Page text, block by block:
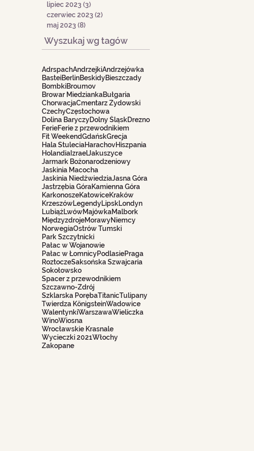
lipiec 2023 (3)
czerwiec 2023 (2)
maj 2023 (8)
Wyszukaj wg tagów
AdrspachAndrzejkiAndrzejówka
BasteiBerlinBeskidyBieszczady
BombkiBroumov
Browar MiedziankaBułgaria
ChorwacjaCmentarz Żydowski
CzechyCzęstochowa
Dolina BaryczyDolny ŚląskDrezno
FerieFerie z przewodnikiem
Fit WeekendGdańskGrecja
Hala StuleciaHarachovHiszpania
Holandia IzraelJakuszyce
Jarmark Bożonarodzeniowy
Jaskinia Macocha
Jaskinia NiedźwiedziaJasna Góra
Jastrzębia GóraKamienna Góra
KarkonoszeKatowiceKraków
KrzeszówLegendyLipskLondyn
LubiążLwówMajówkaMalbork
MiędzyzdrojeMorawyNiemcy
NorwegiaOstrów Tumski
Park Szczytnicki
Pałac w Wojanowie
Pałac w ŁomnicyPodlasiePraga
RoztoczeSaksońska Szwajcaria
Sokołowsko
Spacer z przewodnikiem
Szczawno-Zdrój
Szklarska PorębaTitanicTulipany
Twierdza KönigsteinWadowice
WalentynkiWarszawaWieliczka
WinoWiosna
Wrocławskie Krasnale
Wycieczki 2021Włochy
Zakopane